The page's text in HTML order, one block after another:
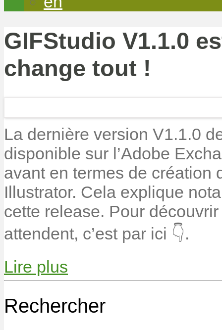
GIFStudio V1.1.0
change tout !
La dernière version V1.1.0
disponible sur l’Adobe
avant en termes de création
Illustrator. Cela explique
cette release. Pour
attendent, c’est par ici 👇.
Lire plus
Rechercher